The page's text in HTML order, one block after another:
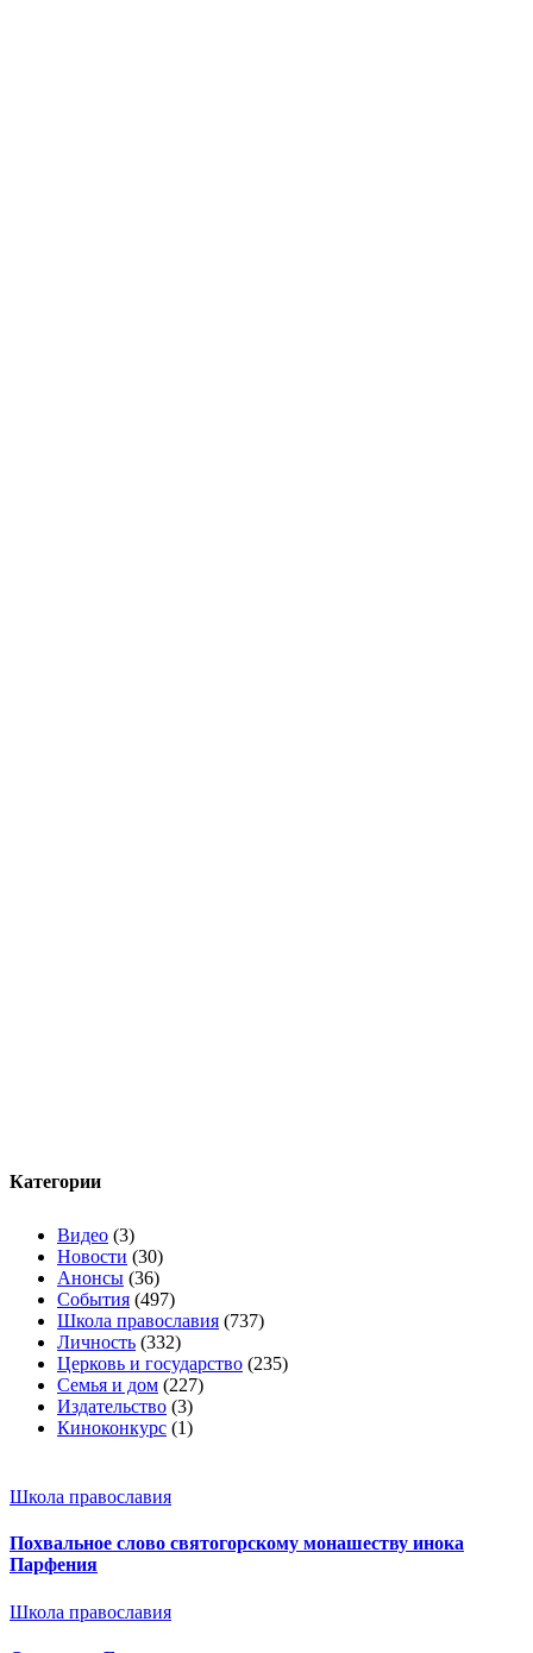
Категории
Видео (3)
Новости (30)
Анонсы (36)
События (497)
Школа православия (737)
Личность (332)
Церковь и государство (235)
Семья и дом (227)
Издательство (3)
Киноконкурс (1)
Школа православия
Похвальное слово святогорскому монашеству инока
Парфения
Школа православия